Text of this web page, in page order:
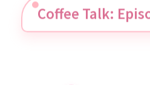
Coffee Talk: